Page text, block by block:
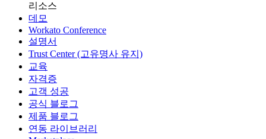
리소스
데모
Workato Conference
설명서
Trust Center (고유명사 유지)
교육
자격증
고객 성공
공식 블로그
제품 블로그
연동 라이브러리